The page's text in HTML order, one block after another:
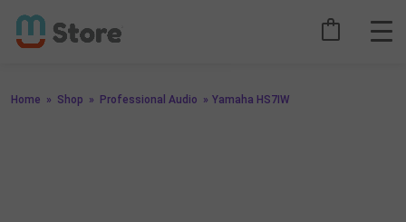
Home » Shop » Professional Audio » Yamaha HS7IW